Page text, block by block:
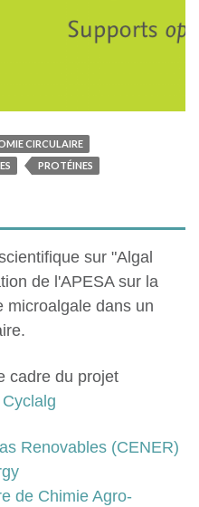
CIRCULAIRE
PROTÉINES
sur "Algal
de l'APESA sur la
microalgale dans un
cadre du projet
Cyclalg
Renovables (CENER)
de Chimie Agro-